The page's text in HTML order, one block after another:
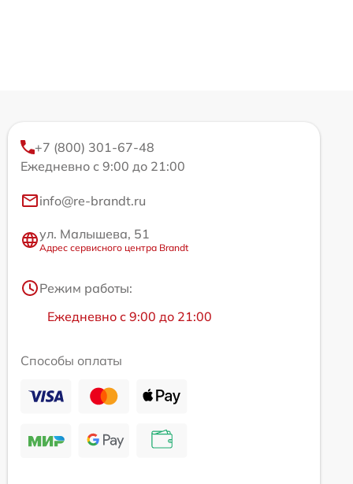
+7 (800) 301-67-48
Ежедневно с 9:00 до 21:00
info@re-brandt.ru
ул. Малышева, 51
Адрес сервисного центра Brandt
Режим работы:
Ежедневно с 9:00 до 21:00
Способы оплаты